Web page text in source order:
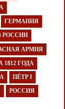
ГЕРМАНИЯ
РОССИИ
АРМИЯ
ГОДА
ПЁТР I
РОССИЯ